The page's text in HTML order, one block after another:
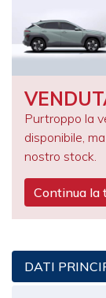
Purtroppo la
disponibile,
nostro stock.
Continua la
DATI